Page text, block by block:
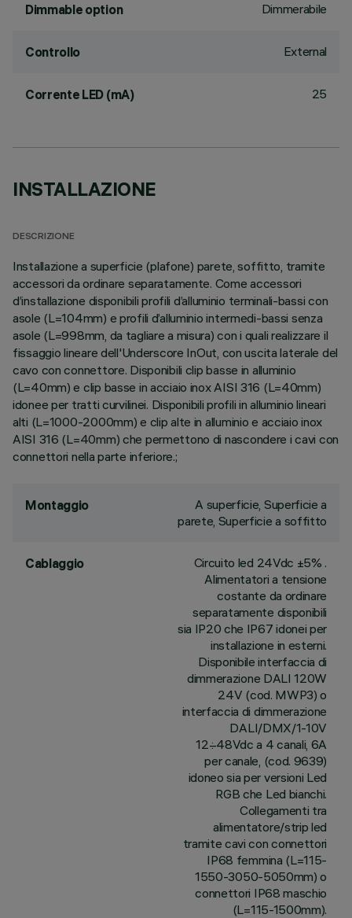
Dimmable option Dimmerabile
Controllo External
Corrente LED (mA) 25
INSTALLAZIONE
DESCRIZIONE
Installazione a superficie (plafone) parete, soffitto, tramite
accessori da ordinare separatamente. Come accessori
d’installazione disponibili profili d’alluminio terminali-bassi con
asole (L=104mm) e profili d’alluminio intermedi-bassi senza
asole (L=998mm, da tagliare a misura) con i quali realizzare il
fissaggio lineare dell'Underscore InOut, con uscita laterale del
cavo con connettore. Disponibili clip basse in alluminio
(L=40mm) e clip basse in acciaio inox AISI 316 (L=40mm)
idonee per tratti curvilinei. Disponibili profili in alluminio lineari
alti (L=1000-2000mm) e clip alte in alluminio e acciaio inox
AISI 316 (L=40mm) che permettono di nascondere i cavi con
connettori nella parte inferiore.;
Montaggio
A superficie, Superficie a
parete, Superficie a soffitto
Cablaggio
Circuito led 24Vdc ±5% .
Alimentatori a tensione
costante da ordinare
separatamente disponibili
sia IP20 che IP67 idonei per
installazione in esterni.
Disponibile interfaccia di
dimmerazione DALI 120W
24V (cod. MWP3) o
interfaccia di dimmerazione
DALI/DMX/1-10V
12÷48Vdc a 4 canali, 6A
per canale, (cod. 9639)
idoneo sia per versioni Led
RGB che Led bianchi.
Collegamenti tra
alimentatore/strip led
tramite cavi con connettori
IP68 femmina (L=115-
1550-3050-5050mm) o
connettori IP68 maschio
(L=115-1500mm).